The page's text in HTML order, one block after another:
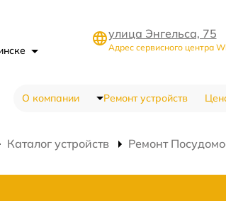
улица Энгельса, 75
Адрес сервисного центра
О компании Ремонт устройств
Каталог устройств Ремонт